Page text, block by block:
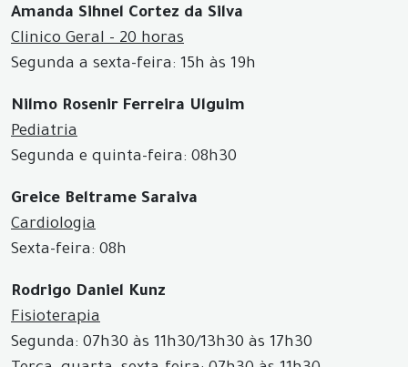
Amanda Sihnel Cortez da Silva
Clinico Geral - 20 horas
Segunda a sexta-feira: 15h às 19h
Nilmo Rosenir Ferreira Ulguim
Pediatria
Segunda e quinta-feira: 08h30
Greice Beltrame Saraiva
Cardiologia
Sexta-feira: 08h
Rodrigo Daniel Kunz
Fisioterapia
Segunda: 07h30 às 11h30/13h30 às 17h30